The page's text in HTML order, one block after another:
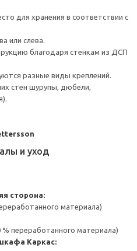
для хранения в соответствии с
или слева.
благодаря стенкам из ДСП
разные виды креплений.
стен шурупы, дюбели,
и уход
сторона:
материала)
переработанного материала)
Каркас: